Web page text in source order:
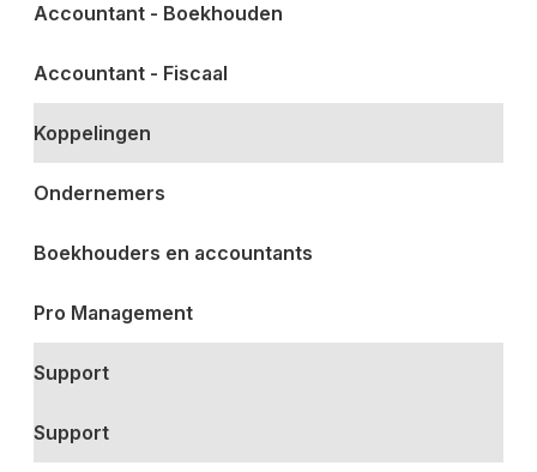
Accountant - Boekhouden
Accountant - Fiscaal
Koppelingen
Ondernemers
Boekhouders en accountants
Pro Management
Support
Support